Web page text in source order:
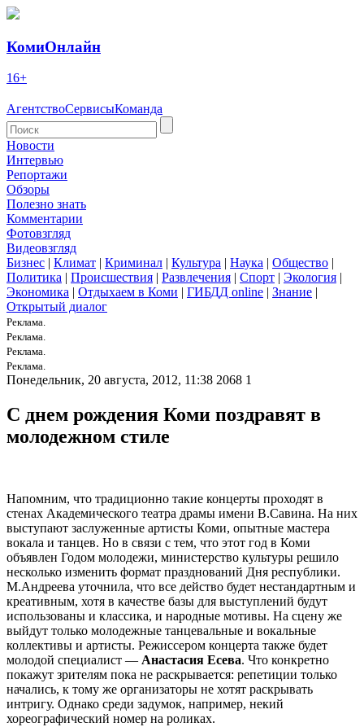
КомиОнлайн
16+
АгентствоСервисыКоманда
Новости
Интервью
Репортажи
Обзоры
Полезно знать
Комментарии
Фотовзгляд
Видеовзгляд
Бизнес | Климат | Криминал | Культура | Наука | Общество |
Политика | Происшествия | Развлечения | Спорт | Экология |
Экономика | Отдыхаем в Коми | ГИБДД online | Знание |
Открытый диалог
Реклама.
Реклама.
Реклама.
Реклама.
Понедельник, 20 августа, 2012, 11:38 2068 1
С днем рождения Коми поздравят в
молодежном стиле
Напомним, что традиционно такие концерты проходят в
стенах Академического театра драмы имени В.Савина. На них
выступают заслуженные артисты Коми, опытные мастера
вокала и танцев. Но в связи с тем, что этот год в Коми
объявлен Годом молодежи, министерство культуры решило
несколько изменить формат празднований Дня республики.
М.Андреева уточнила, что все действо будет нестандартным и
креативным, хотя в качестве базы для выступлений будут
использованы и классика, и народные мотивы. На сцену же
выйдут только молодежные танцевальные и вокальные
коллективы и артисты. Режиссером концерта также будет
молодой специалист — Анастасия Есева. Что конкретно
покажут зрителям пока не раскрывается: репетиции только
начались, к тому же организаторы не хотят раскрывать
интригу. Однако среди задумок, например, некий
хореографический номер на роликах.